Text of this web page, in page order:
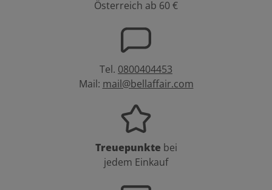
Österreich ab 60 €
Tel. 0800404453
Mail: mail@bellaffair.com
Treuepunkte bei
jedem Einkauf